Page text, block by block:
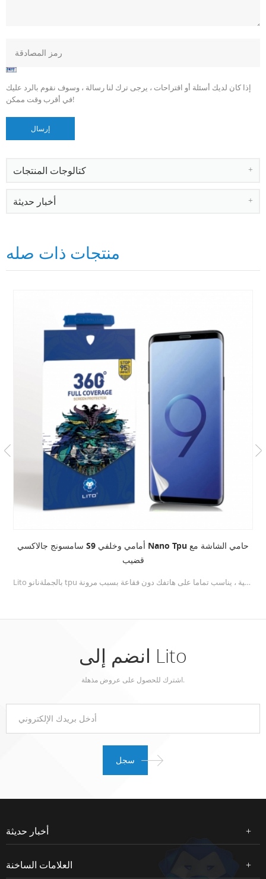
إذا كان لديك أسئلة أو اقتراحات ، يرجى ترك لنا رسالة ، وسوف نقوم بالرد عليك
في أقرب وقت ممكن!
كتالوجات المنتجات
أخبار حديثة
منتجات ذات صله
سامسونج جالاكسي S9 أمامي وخلفي Nano Tpu حامي الشاشة مع
قضيب
Lito بالجملةنانو tpu حامي الشاشةبأسعار تنافسية ، يناسب تماما على هاتفك دون فقاعة بسبب مرونة Nano Hydrogel.
انضم إلى Lito
اشترك للحصول على عروض مذهلة.
أخبار حديثة
العلامات الساخنة